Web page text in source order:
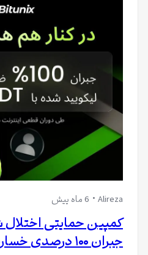
Alireza 6 ماه پیش
جبران ۱۰۰ درصدی خسارت لیکویید